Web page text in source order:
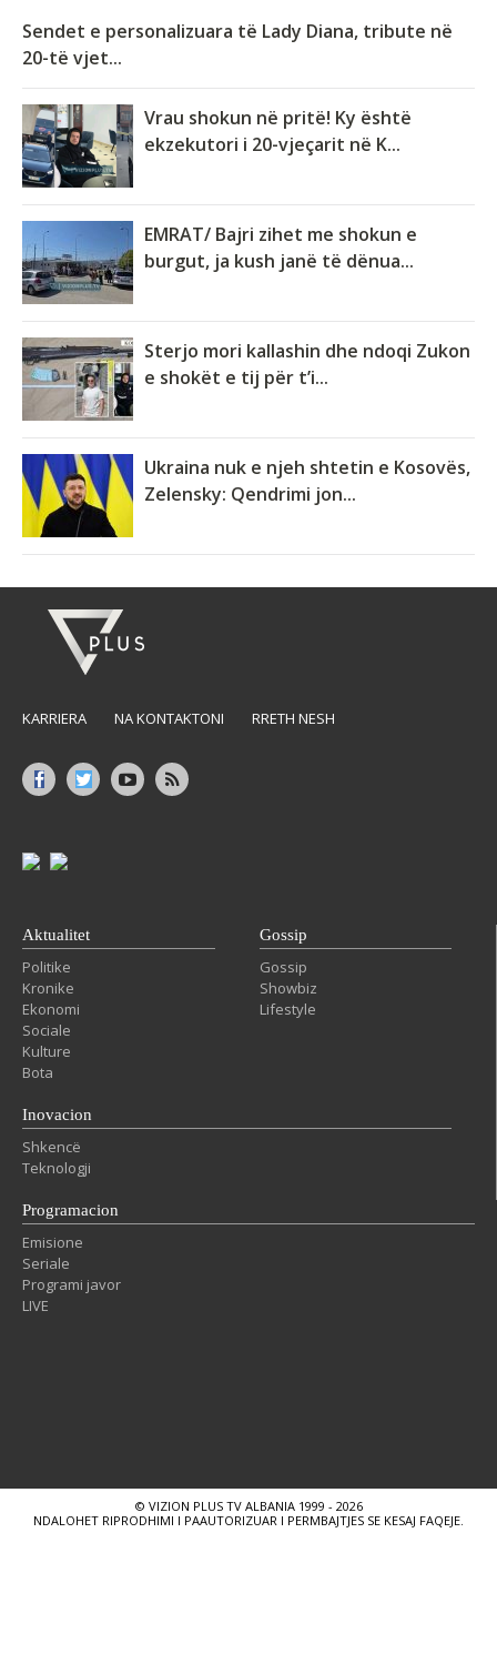
Sendet e personalizuara të Lady Diana, tribute në
20-të vjet...
Vrau shokun në pritë! Ky është
ekzekutori i 20-vjeçarit në K...
EMRAT/ Bajri zihet me shokun e
burgut, ja kush janë të dënua...
Sterjo mori kallashin dhe ndoqi Zukon
e shokët e tij për t’i...
Ukraina nuk e njeh shtetin e Kosovës,
Zelensky: Qendrimi jon...
KARRIERA NA KONTAKTONI RRETH NESH
Aktualitet
Politike
Kronike
Ekonomi
Sociale
Kulture
Bota
Gossip
Gossip
Showbiz
Lifestyle
Inovacion
Shkencë
Teknologji
Programacion
Emisione
Seriale
Programi javor
LIVE
© VIZION PLUS TV ALBANIA 1999 - 2026
NDALOHET RIPRODHIMI I PAAUTORIZUAR I PERMBAJTJES SE KESAJ FAQEJE.